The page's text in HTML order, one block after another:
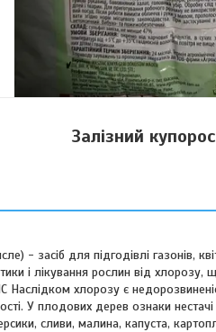
Залізний
- засіб для підгодівлі газонів,
і лікування рослин від
хлорозу є
У плодових дерев ознаки
сливи, малина, капуста,